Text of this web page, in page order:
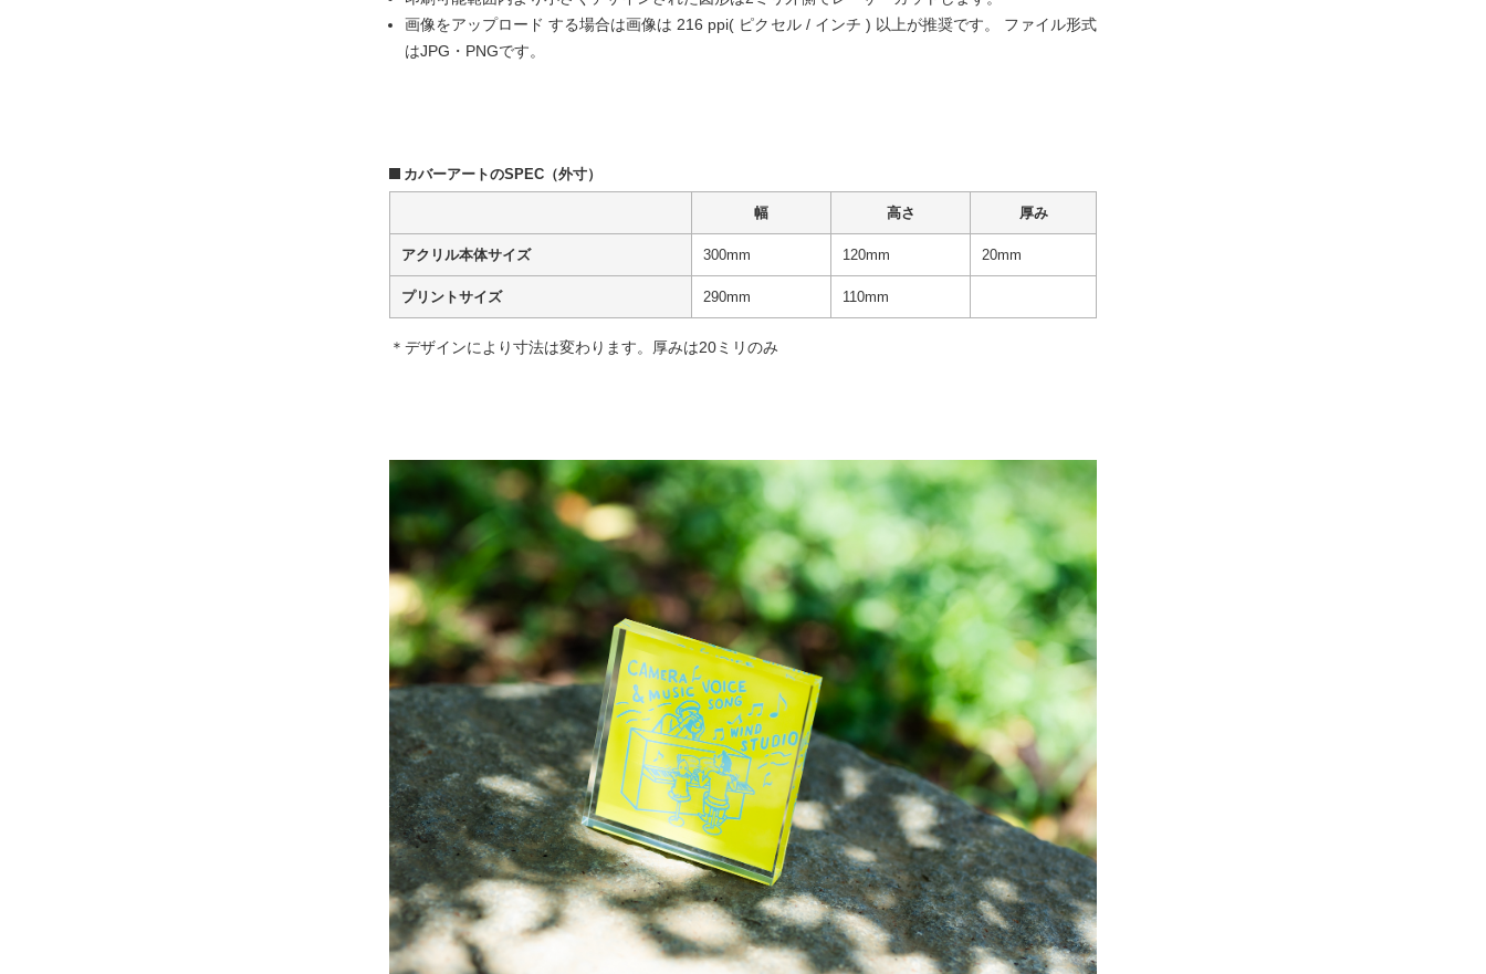
画像をアップロード する場合は画像は 216 ppi( ピクセル / インチ ) 以上が推奨です。 ファイル形式
はJPG・PNGです。
カバーアートのSPEC（外寸）
幅 高さ 厚み
アクリル本体サイズ 300mm 120mm 20mm
プリントサイズ 290mm 110mm
＊デザインにより寸法は変わります。厚みは20ミリのみ